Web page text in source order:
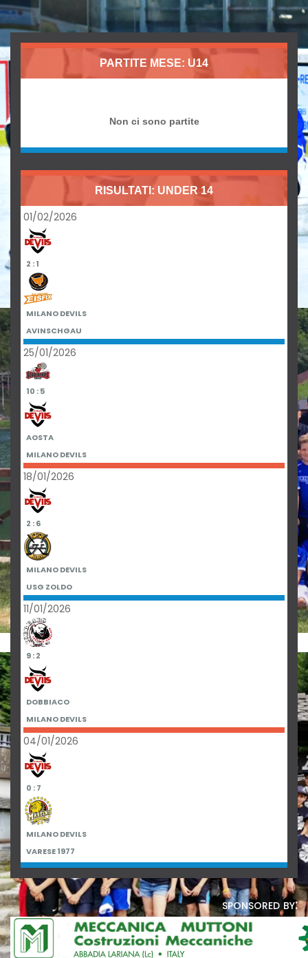
PARTITE MESE: U14
Non ci sono partite
RISULTATI: UNDER 14
01/02/2026
2 : 1
MILANO DEVILS
AVINSCHGAU
25/01/2026
10 : 5
AOSTA
MILANO DEVILS
18/01/2026
2 : 6
MILANO DEVILS
USG ZOLDO
11/01/2026
9 : 2
DOBBIACO
MILANO DEVILS
04/01/2026
0 : 7
MILANO DEVILS
VARESE 1977
sponsored by: